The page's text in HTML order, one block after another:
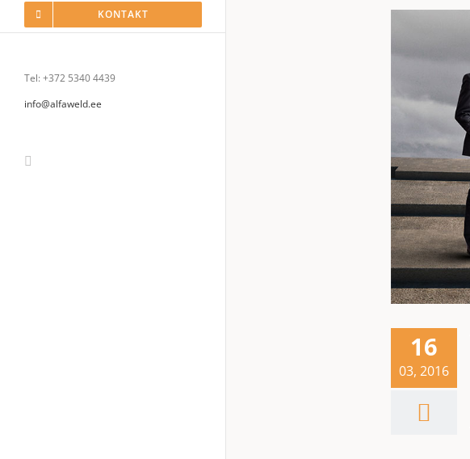
KONTAKT
Tel: +372 5340 4439
info@alfaweld.ee
16
03, 2016